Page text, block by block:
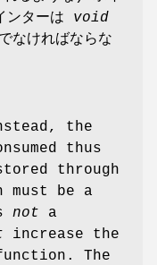
ンターは void
なければならな
the
thus
through
be a
not a
increase the
The